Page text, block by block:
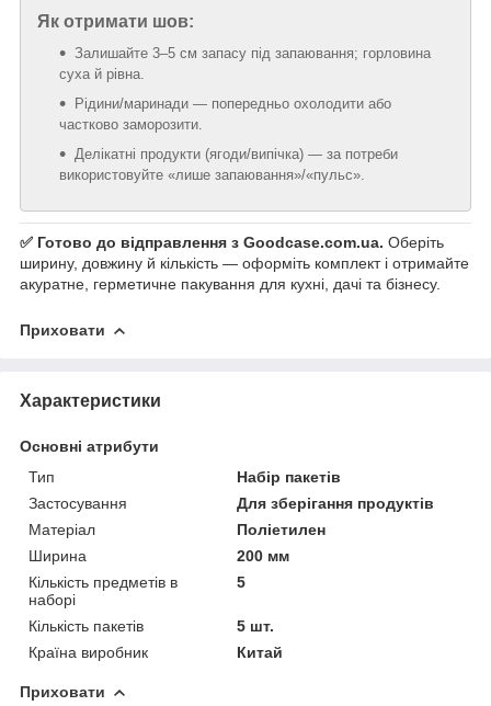
Як отримати шов:
Залишайте 3–5 см запасу під запаювання; горловина
суха й рівна.
Рідини/маринади — попередньо охолодити або
частково заморозити.
Делікатні продукти (ягоди/випічка) — за потреби
використовуйте «лише запаювання»/«пульс».
✅ Готово до відправлення з Goodcase.com.ua. Оберіть
ширину, довжину й кількість — оформіть комплект і отримайте
акуратне, герметичне пакування для кухні, дачі та бізнесу.
Приховати
Характеристики
Основні атрибути
Тип
Набір пакетів
Застосування
Для зберігання продуктів
Матеріал
Поліетилен
Ширина
200 мм
Кількість предметів в
наборі
5
Кількість пакетів
5 шт.
Країна виробник
Китай
Приховати